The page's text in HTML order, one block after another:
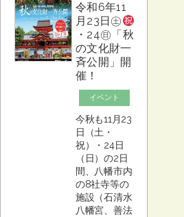
令和6年11
月23日㊏
・24㊐「秋
の文化財一
斉公開」開
催！
イベント
今秋も11月23
日（土・
祝）・24日
（日）の2日
間、八幡市内
の8社寺等の
施設（石清水
八幡宮、善法